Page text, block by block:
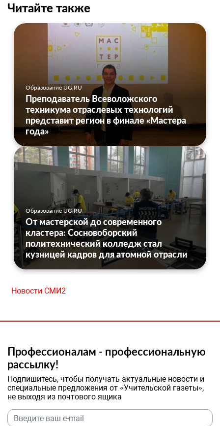
Читайте также
Образование UG.RU
Преподаватель Всеволожского
техникума отраслевых технологий
представит регион в финале «Мастера
года»
Образование UG.RU
От мастерской до современного
кластера: Сосновоборский
политехнический колледж стал
кузницей кадров для атомной отрасли
Новости СМИ2
Профессионалам - профессиональную
рассылку!
Подпишитесь, чтобы получать актуальные новости и
специальные предложения от «Учительской газеты»,
не выходя из почтового ящика